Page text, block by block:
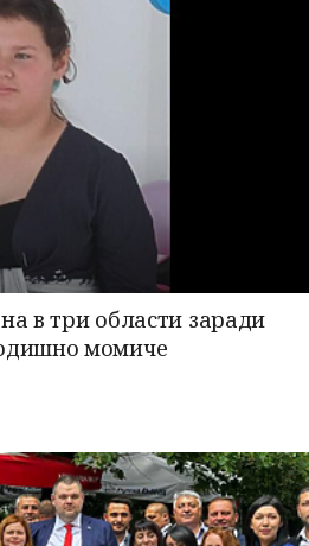
от
си!
в три области заради
момиче